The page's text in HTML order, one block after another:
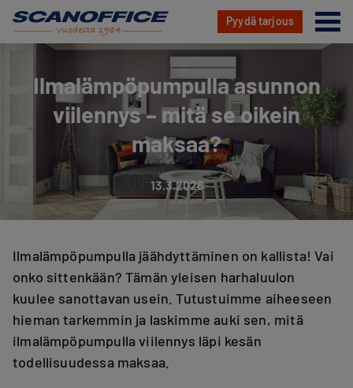
Hyppää
Pyydä tarjous
Ilmalämpöpumpulla asunnon
viilennys – mitä se oikein
maksaa?
13.3.2026
Ilmalämpöpumpulla jäähdyttäminen on kallista! Vai
onko sittenkään? Tämän yleisen harhaluulon
kuulee sanottavan usein. Tutustuimme aiheeseen
hieman tarkemmin ja laskimme auki sen, mitä
ilmalämpöpumpulla viilennys läpi kesän
todellisuudessa maksaa.